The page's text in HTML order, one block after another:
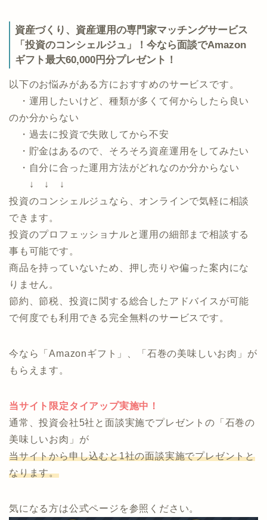
マネックス証券公式ページ
資産づくり、資産運用の専門家マッチングサービス
「投資のコンシェルジュ」！今なら面談でAmazon
ギフト最大60,000円分プレゼント！
以下のお悩みがある方におすすめのサービスです。
・運用したいけど、種類が多くて何からしたら良い
・自分に合った運用方法がどれなのか分からない
投資のコンシェルジュなら、オンラインで気軽に相談
事も可能です。
節約、節税、投資に関する総合したアドバイスが可能
で何度でも利用できる完全無料のサービスです。
今なら「Amazonギフト」、「石巻の美味しいお肉」が
もらえます。
当サイトから申し込むと1社の面談実施でプレゼントと